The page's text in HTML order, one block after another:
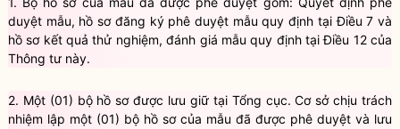
duyệt mẫu, hồ sơ đăng ký phê duyệt mẫu quy định tại Điều 7 và
hồ sơ kết quả thử nghiệm, đánh giá mẫu quy định tại Điều 12 của
Thông tư này.
2. Một (01) bộ hồ sơ được lưu giữ tại Tổng cục. Cơ sở chịu trách
nhiệm lập một (01) bộ hồ sơ của mẫu đã được phê duyệt và lưu